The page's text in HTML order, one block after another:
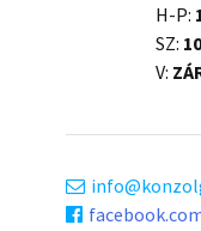
H-P:
SZ:
V:
info